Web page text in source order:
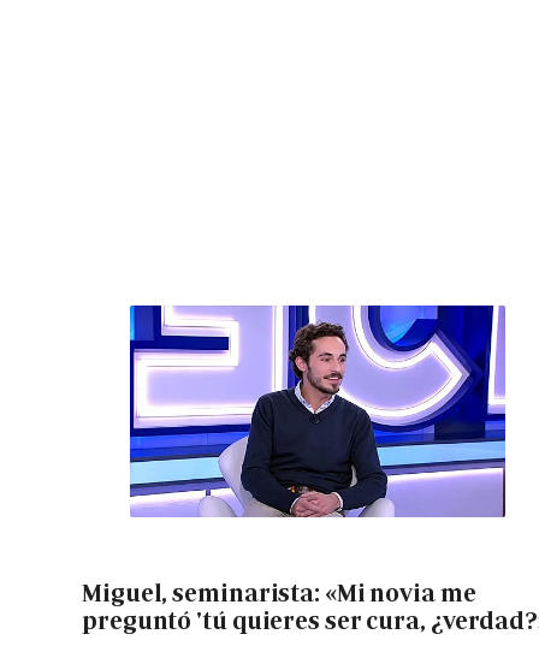
Miguel, seminarista: «Mi novia me
preguntó 'tú quieres ser cura,